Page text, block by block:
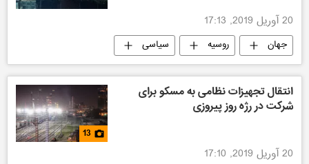
20 آوریل 2019, 17:13
جهان روسیه
سیاسی
آمریکا
انتقال تجهیزات نظامی به مسکو برای
شرکت در رژه روز پیروزی
13
20 آوریل 2019, 17:10